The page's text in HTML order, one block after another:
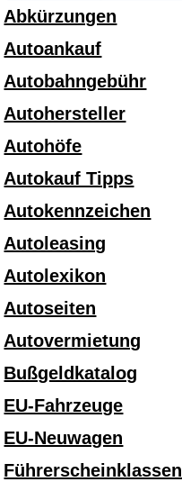
Abkürzungen
Autoankauf
Autobahngebühr
Autohersteller
Autohöfe
Autokauf Tipps
Autokennzeichen
Autoleasing
Autolexikon
Autoseiten
Autovermietung
Bußgeldkatalog
EU-Fahrzeuge
EU-Neuwagen
Führerscheinklassen